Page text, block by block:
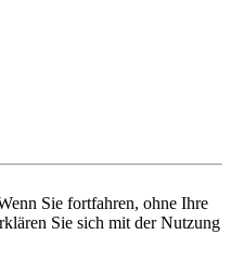
Sie fortfahren, ohne Ihre
Sie sich mit der Nutzung